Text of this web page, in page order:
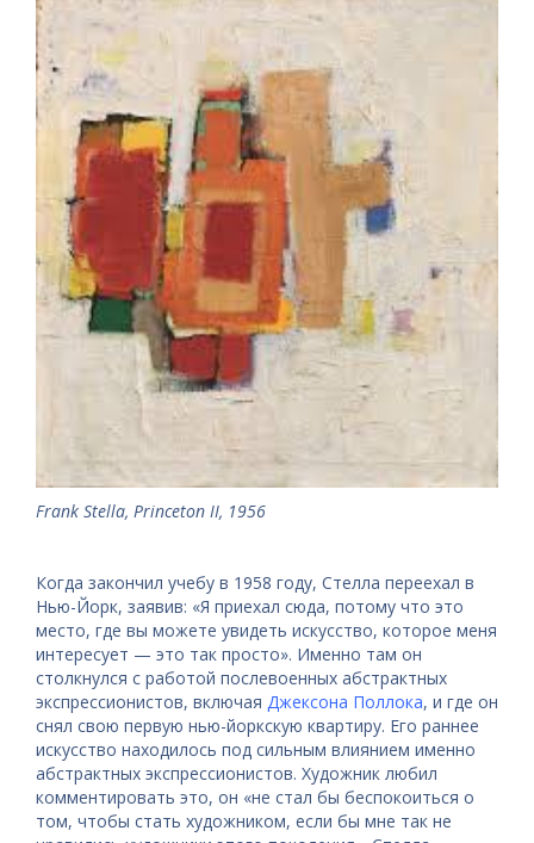
Frank Stella, Princeton II, 1956
Когда закончил учебу в 1958 году, Стелла переехал в
Нью-Йорк, заявив: «Я приехал сюда, потому что это
место, где вы можете увидеть искусство, которое меня
интересует — это так просто». Именно там он
столкнулся с работой послевоенных абстрактных
экспрессионистов, включая Джексона Поллока, и где он
снял свою первую нью-йоркскую квартиру. Его раннее
искусство находилось под сильным влиянием именно
абстрактных экспрессионистов. Художник любил
комментировать это, он «не стал бы беспокоиться о
том, чтобы стать художником, если бы мне так не